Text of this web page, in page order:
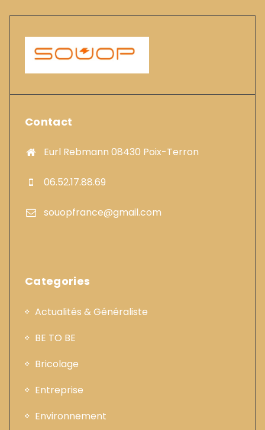
Contact
Eurl Rebmann 08430 Poix-Terron
06.52.17.88.69
souopfrance@gmail.com
Categories
Actualités & Généraliste
BE TO BE
Bricolage
Entreprise
Environnement